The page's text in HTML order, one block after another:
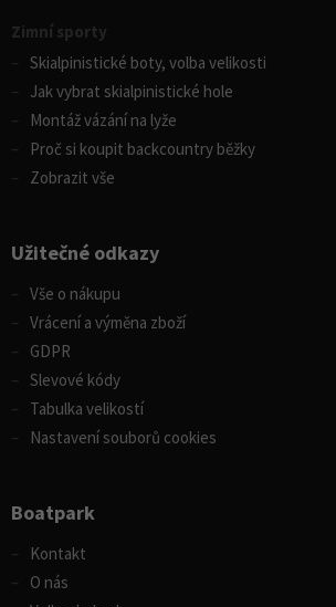
Zimní sporty
Skialpinistické boty, volba velikosti
Jak vybrat skialpinistické hole
Montáž vázání na lyže
Proč si koupit backcountry běžky
Zobrazit vše
Užitečné odkazy
Vše o nákupu
Vrácení a výměna zboží
GDPR
Slevové kódy
Tabulka velikostí
Nastavení souborů cookies
Boatpark
Kontakt
O nás